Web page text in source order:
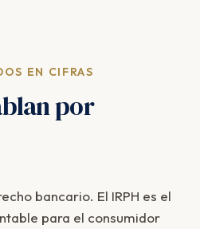
EN CIFRAS
por
bancario. El IRPH es el
para el consumidor